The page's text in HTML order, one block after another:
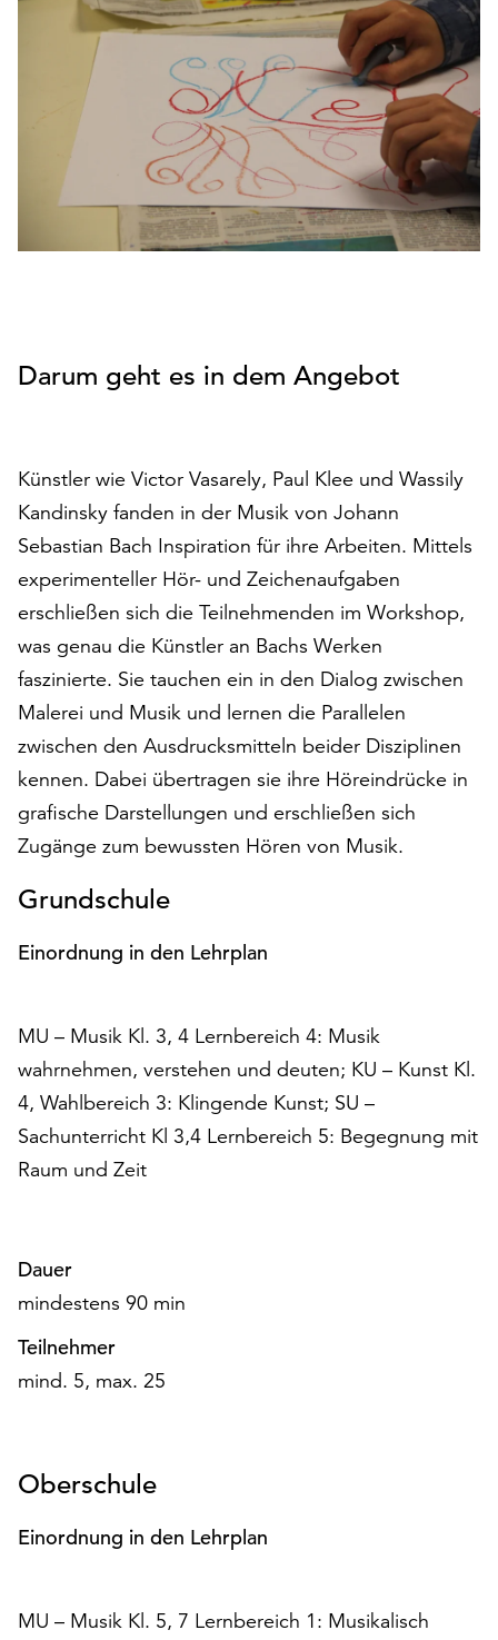
notwendig
(funktionale
Cookies),
solche,
Statistikzwecken
Klicken
auf
„Alle
akzeptieren“,
um
alle
Cookies
zu
akzeptieren.
Sie
können
Ihr
Einverständnis
jederzeit
ändern
widerrufen.
steht
Ende
der
Seite
die
Schaltfläche
„Cookie-
Funktionale
Cookies
werden
auch
Ihr
ausgeführt.
Sie
Cookies
Darum geht es in dem Angebot
Künstler wie Victor Vasarely, Paul Klee und Wassily
Kandinsky fanden in der Musik von Johann
Sebastian Bach Inspiration für ihre Arbeiten. Mittels
experimenteller Hör- und Zeichenaufgaben
erschließen sich die Teilnehmenden im Workshop,
was genau die Künstler an Bachs Werken
faszinierte. Sie tauchen ein in den Dialog zwischen
Malerei und Musik und lernen die Parallelen
zwischen den Ausdrucksmitteln beider Disziplinen
kennen. Dabei übertragen sie ihre Höreindrücke in
grafische Darstellungen und erschließen sich
Zugänge zum bewussten Hören von Musik.
Grundschule
Einordnung in den Lehrplan
MU – Musik Kl. 3, 4 Lernbereich 4: Musik
wahrnehmen, verstehen und deuten; KU – Kunst Kl.
4, Wahlbereich 3: Klingende Kunst; SU –
Sachunterricht Kl 3,4 Lernbereich 5: Begegnung mit
Raum und Zeit
Dauer
mindestens 90 min
Teilnehmer
mind. 5, max. 25
Oberschule
Einordnung in den Lehrplan
MU – Musik Kl. 5, 7 Lernbereich 1: Musikalisch